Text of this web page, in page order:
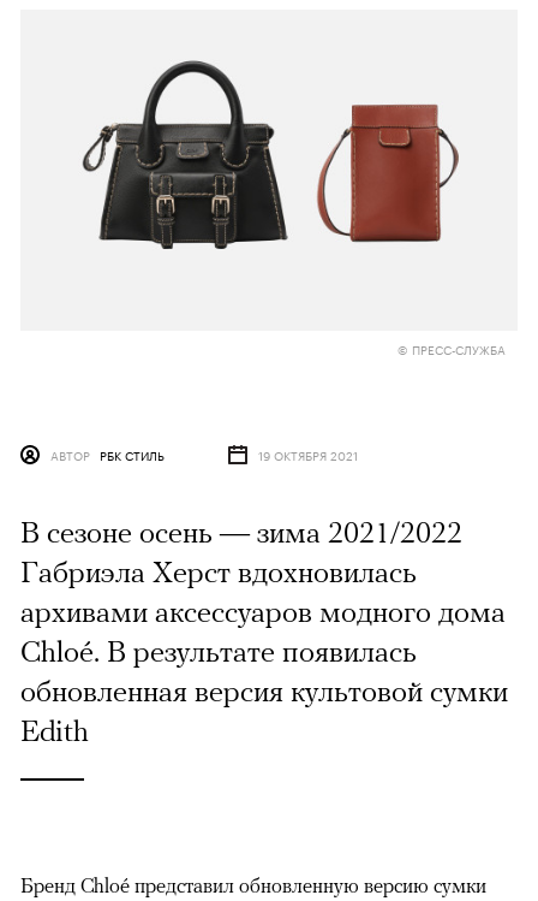
© ПРЕСС-СЛУЖБА
АВТОР РБК СТИЛЬ 19 ОКТЯБРЯ 2021
В сезоне осень — зима 2021/2022
Габриэла Херст вдохновилась
архивами аксессуаров модного дома
Chloé. В результате появилась
обновленная версия культовой сумки
Edith
Бренд Chloé представил обновленную версию сумки